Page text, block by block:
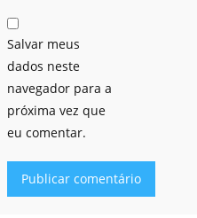
Salvar meus
dados neste
navegador para a
próxima vez que
eu comentar.